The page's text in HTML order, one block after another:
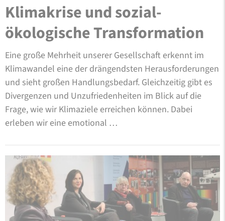
Klimakrise und sozial-
ökologische Transformation
Eine große Mehrheit unserer Gesellschaft erkennt im
Klimawandel eine der drängendsten Herausforderungen
und sieht großen Handlungsbedarf. Gleichzeitig gibt es
Divergenzen und Unzufriedenheiten im Blick auf die
Frage, wie wir Klimaziele erreichen können. Dabei
erleben wir eine emotional …